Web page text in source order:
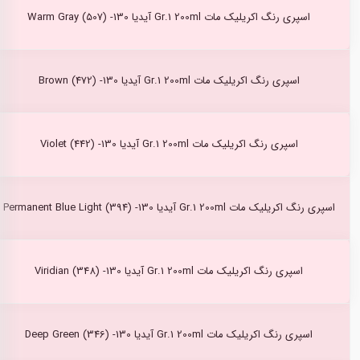
اسپری رنگ اکریلیک مات Gr.1 200ml آیدیا Warm Gray (507) -130
اسپری رنگ اکریلیک مات Gr.1 200ml آیدیا Brown (472) -130
اسپری رنگ اکریلیک مات Gr.1 200ml آیدیا Violet (442) -130
اسپری رنگ اکریلیک مات Gr.1 200ml آیدیا Permanent Blue Light (394) -130
اسپری رنگ اکریلیک مات Gr.1 200ml آیدیا Viridian (348) -130
اسپری رنگ اکریلیک مات Gr.1 200ml آیدیا Deep Green (346) -130